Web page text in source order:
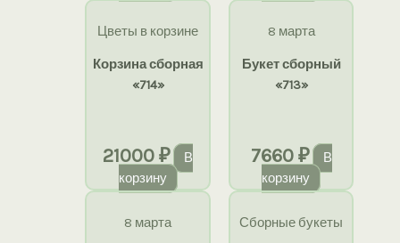
Цветы в корзине
Корзина сборная
«714»
21000₽
В
корзину
8 марта
Букет сборный
«713»
7660₽
В
корзину
8 марта Сборные букеты